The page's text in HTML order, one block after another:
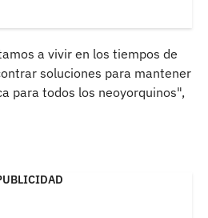
a vivir en los tiempos de
soluciones para mantener
para todos los neoyorquinos",